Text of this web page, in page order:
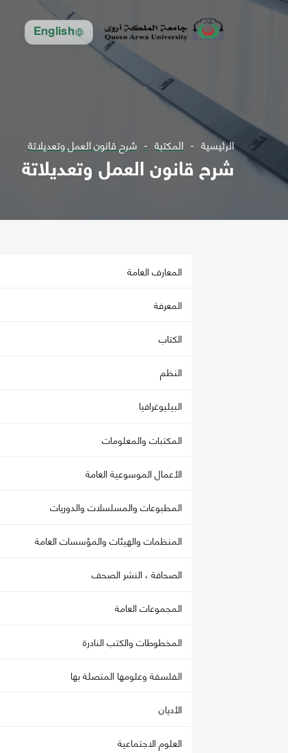
English
الرئيسية المكتبة شرح قانون العمل وتعديلاتة
شرح قانون العمل وتعديلاتة
المعارف العامة
المعرفة
الكتاب
النظم
البيليوغرافيا
المكتبات والمعلومات
الأعمال الموسوعية العامة
المطبوعات والمسلسلات والدوريات
المنظمات والهيئات والمؤسسات العامة
الصحافة ، النشر الصحف
المجموعات العامة
المخطوطات والكتب النادرة
الفلسفة وعلومها المتصلة بها
الأديان
العلوم الاجتماعية